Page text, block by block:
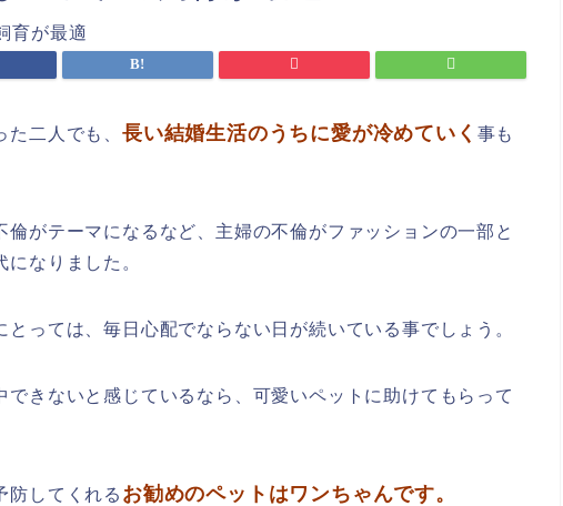
二人でも、 長い結婚生活のうちに愛が冷めていく 事も
がテーマになるなど、主婦の不倫がファッションの一部と
なりました。
っては、毎日心配でならない日が続いている事でしょう。
きないと感じているなら、可愛いペットに助けてもらって
防してくれる お勧めのペットはワンちゃんです。